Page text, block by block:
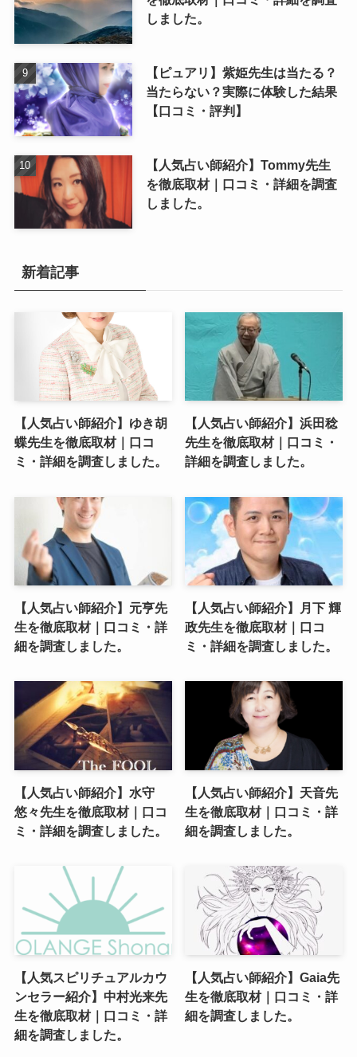
しました。
【ピュアリ】紫姫先生は当たる？
当たらない？実際に体験した結果
【口コミ・評判】
【人気占い師紹介】Tommy先生
を徹底取材｜口コミ・詳細を調査
しました。
新着記事
【人気占い師紹介】ゆき胡
蝶先生を徹底取材｜口コ
ミ・詳細を調査しました。
【人気占い師紹介】浜田稔
先生を徹底取材｜口コミ・
詳細を調査しました。
【人気占い師紹介】元亨先
生を徹底取材｜口コミ・詳
細を調査しました。
【人気占い師紹介】月下 輝
政先生を徹底取材｜口コ
ミ・詳細を調査しました。
【人気占い師紹介】水守
悠々先生を徹底取材｜口コ
ミ・詳細を調査しました。
【人気占い師紹介】天音先
生を徹底取材｜口コミ・詳
細を調査しました。
【人気スピリチュアルカウ
ンセラー紹介】中村光来先
生を徹底取材｜口コミ・詳
細を調査しました。
【人気占い師紹介】Gaia先
生を徹底取材｜口コミ・詳
細を調査しました。